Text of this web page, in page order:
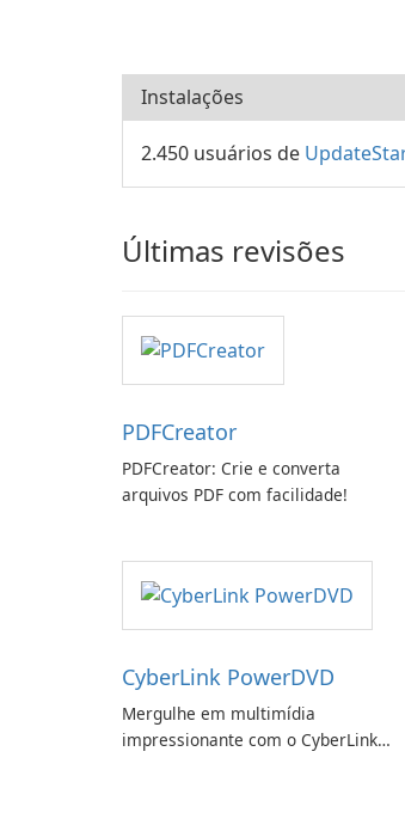
Instalações
2.450 usuários de
Últimas revisões
PDFCreator
PDFCreator: Crie e converta
arquivos PDF com facilidade!
CyberLink PowerDVD
Mergulhe em multimídia
impressionante com o CyberLink